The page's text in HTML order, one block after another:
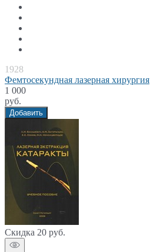
1928
Фемтосекундная лазерная хирургия
1 000
руб.
Добавить
Скидка 20 руб.